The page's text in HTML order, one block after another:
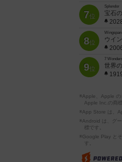
7位
Splendor
宝石
8位
Wingspan
ウイ
9位
7
世界
※Apple、Apple の
Apple Inc.の商標
※App Store は、
※Android は、グ
標です。
※Google Play と
す。